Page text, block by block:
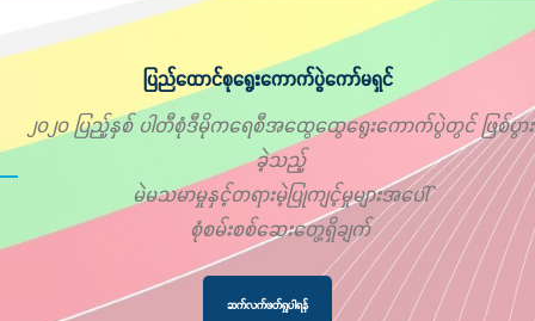
ပြည်ထောင်စုရွေးကောက်ပွဲကော်မရှင်
၂၀၂၀ ပြည့်နှစ် ပါတီစုံဒီမိုကရေစီအထွေထွေရွေးကောက်ပွဲတွင် ဖြစ်ပွား
ခဲ့သည့်
မဲမသမာမှုနှင့်တရားမဲ့ပြုကျင့်မှုများအပေါ်
စုံစမ်းစစ်ဆေးတွေ့ရှိချက်
ဆက်လက်ဖတ်ရှုပါရန်